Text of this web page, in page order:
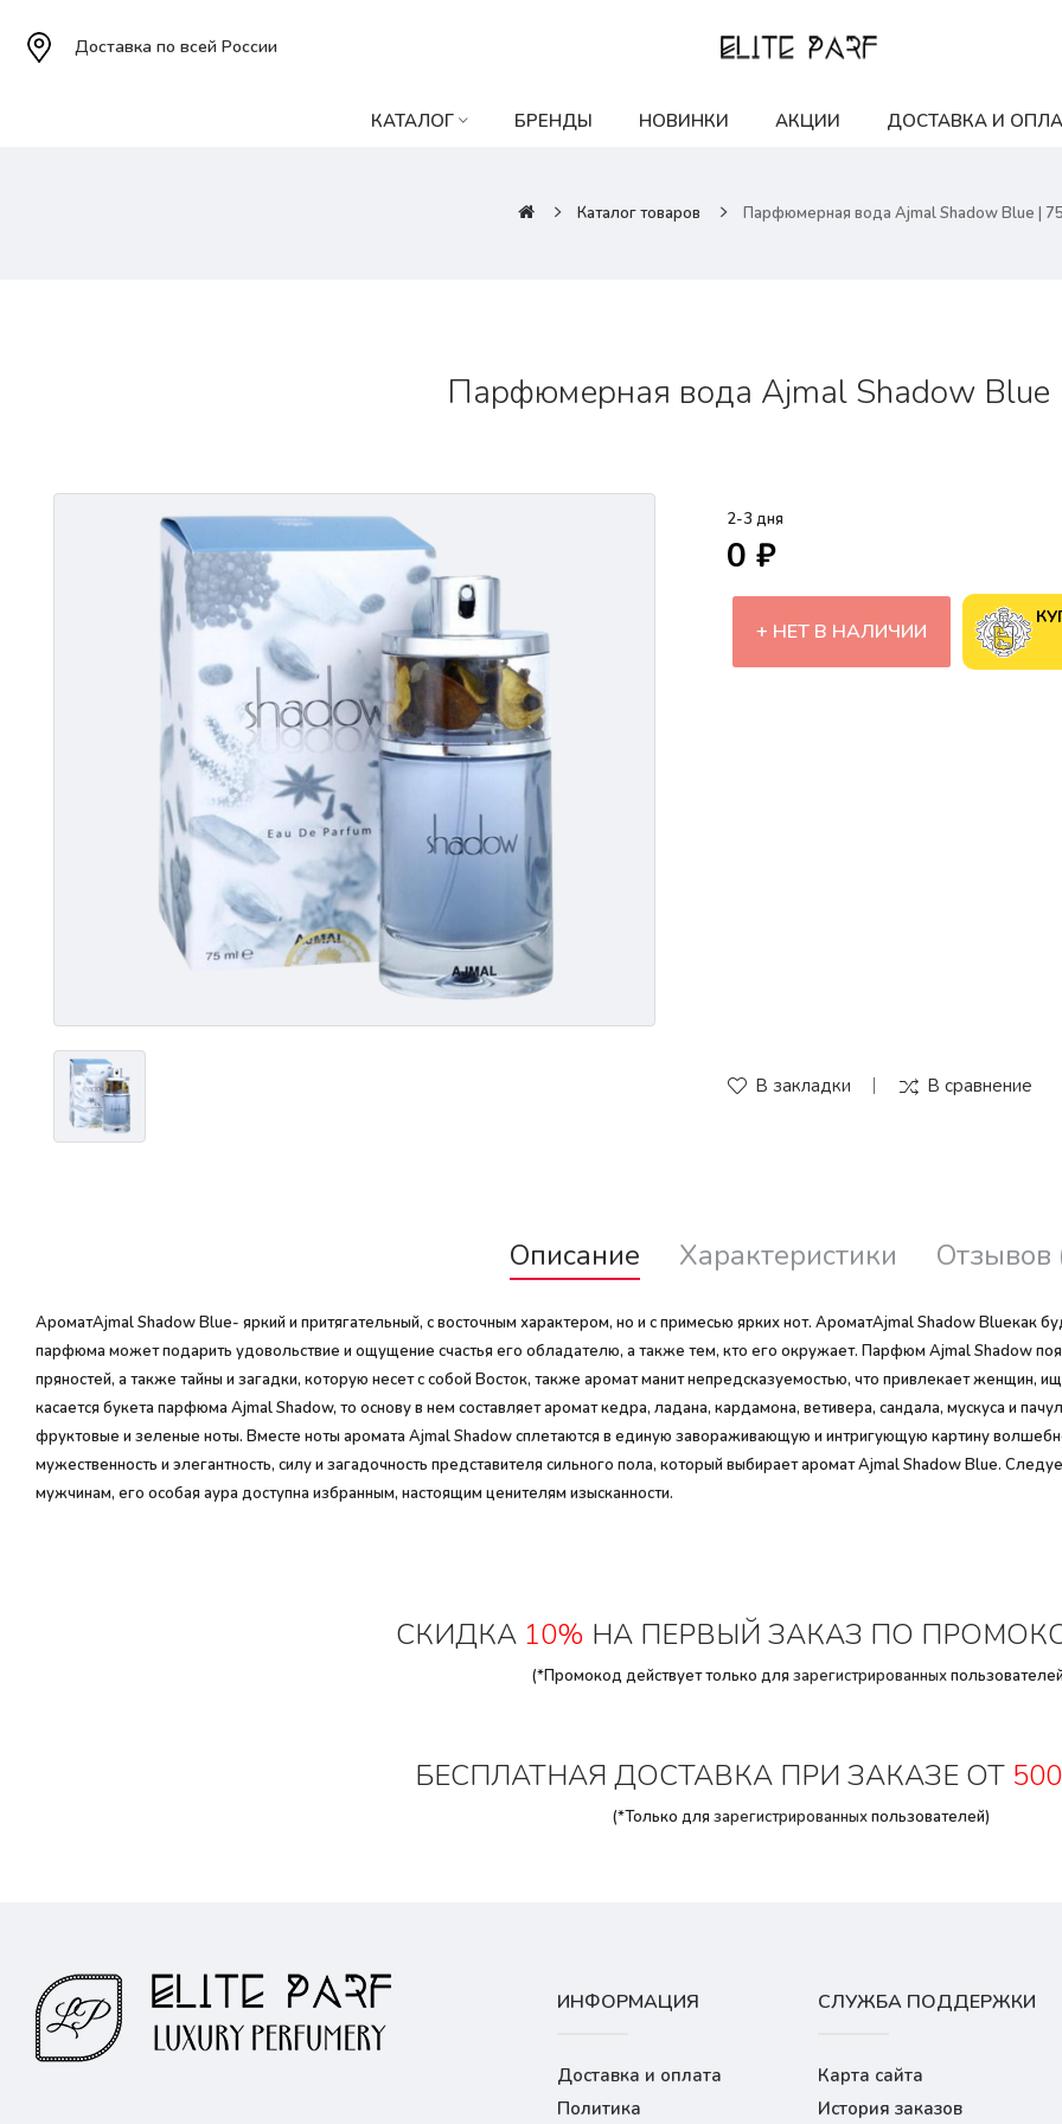
Доставка по всей России
КАТАЛОГ БРЕНДЫ НОВИНКИ АКЦИИ ДОСТАВКА И
Каталог товаров Парфюмерная вода Ajmal Shadow Blue |
Парфюмерная вода Ajmal Shadow Blue
2-3 дня
0 ₽
НЕТ В НАЛИЧИИ
В закладки В сравнение
Описание Характеристики Отзывов
АроматAjmal Shadow Blue- яркий и притягательный, с восточным характером, но и с примесью ярких нот. АроматAjmal Shadow Blueкак
парфюма может подарить удовольствие и ощущение счастья его обладателю, а также тем, кто его окружает. Парфюм Ajmal Shadow
пряностей, а также тайны и загадки, которую несет с собой Восток, также аромат манит непредсказуемостью, что привлекает женщин,
касается букета парфюма Ajmal Shadow, то основу в нем составляет аромат кедра, ладана, кардамона, ветивера, сандала, мускуса и
фруктовые и зеленые ноты. Вместе ноты аромата Ajmal Shadow сплетаются в единую завораживающую и интригующую картину
мужественность и элегантность, силу и загадочность представителя сильного пола, который выбирает аромат Ajmal Shadow Blue.
мужчинам, его особая аура доступна избранным, настоящим ценителям изысканности.
СКИДКА 10% НА ПЕРВЫЙ ЗАКАЗ ПО
(*Промокод действует только для зарегистрированных
БЕСПЛАТНАЯ ДОСТАВКА ПРИ ЗАКАЗЕ ОТ
(*Только для зарегистрированныхпользователей)
ИНФОРМАЦИЯ
Доставка и оплата
Политика
СЛУЖБА ПОДДЕРЖКИ
Карта сайта
История заказов